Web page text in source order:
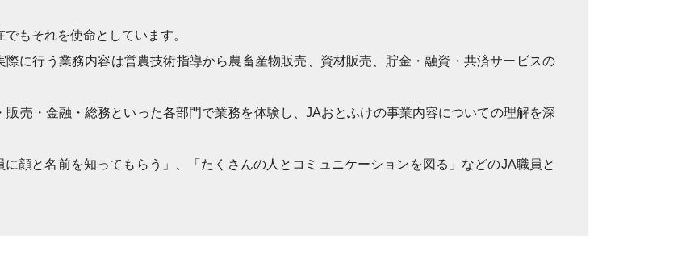
もそれを使命としています。
に行う業務内容は営農技術指導から農畜産物販売、資材販売、貯金・融資・共済サービスの
売・金融・総務といった各部門で業務を体験し、JAおとふけの事業内容についての理解を深
顔と名前を知ってもらう」、「たくさんの人とコミュニケーションを図る」などのJA職員と